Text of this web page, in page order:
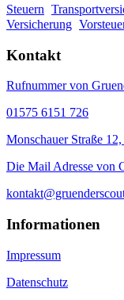
Steuern
Versicherung
Kontakt
Rufnummer von
01575 6151 726
Monschauer Straße
Die Mail Adresse von
Informationen
Impressum
Datenschutz